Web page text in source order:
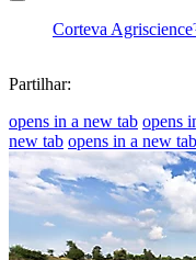
Corteva
Partilhar:
opens in a new tab opens
new tab opens in a new tab